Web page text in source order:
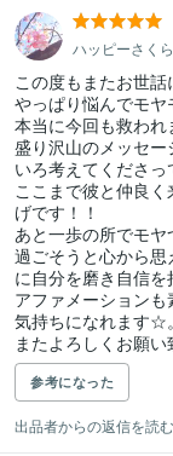
ハッピーさく
この度もまたお世
やっぱり悩んでモヤ
本当に今回も救われ
盛り沢山のメッセ
いろ考えてくださ
ここまで彼と仲良
げです！！
あと一歩の所でモ
過ごそうと心から
に自分を磨き自信
アファメーション
気持ちになれます☆
またよろしくお願
参考になった
出品者からの返信を読む